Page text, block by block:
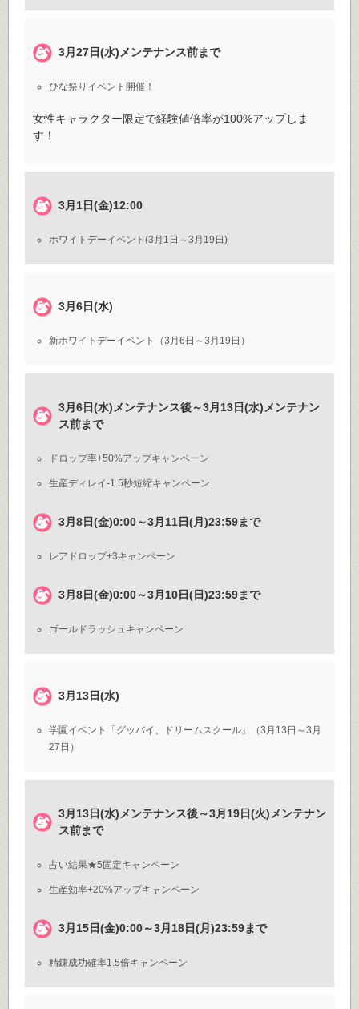
3月27日(水)メンテナンス前まで
ひな祭りイベント開催！
女性キャラクター限定で経験値倍率が100%アップしま
す！
3月1日(金)12:00
ホワイトデーイベント(3月1日～3月19日)
3月6日(水)
新ホワイトデーイベント（3月6日～3月19日）
3月6日(水)メンテナンス後～3月13日(水)メンテナン
ス前まで
ドロップ率+50%アップキャンペーン
生産ディレイ-1.5秒短縮キャンペーン
3月8日(金)0:00～3月11日(月)23:59まで
レアドロップ+3キャンペーン
3月8日(金)0:00～3月10日(日)23:59まで
ゴールドラッシュキャンペーン
3月13日(水)
学園イベント「グッバイ、ドリームスクール」（3月13日～3月
27日）
3月13日(水)メンテナンス後～3月19日(火)メンテナン
ス前まで
占い結果★5固定キャンペーン
生産効率+20%アップキャンペーン
3月15日(金)0:00～3月18日(月)23:59まで
精錬成功確率1.5倍キャンペーン